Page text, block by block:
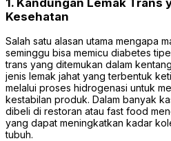
1. Kandungan Lemak Trans
Kesehatan
Salah satu alasan utama mengapa
seminggu bisa memicu diabetes
trans yang ditemukan dalam
jenis lemak jahat yang terbentuk
melalui proses hidrogenasi untuk
kestabilan produk. Dalam banyak
dibeli di restoran atau fast food
yang dapat meningkatkan kadar
tubuh.